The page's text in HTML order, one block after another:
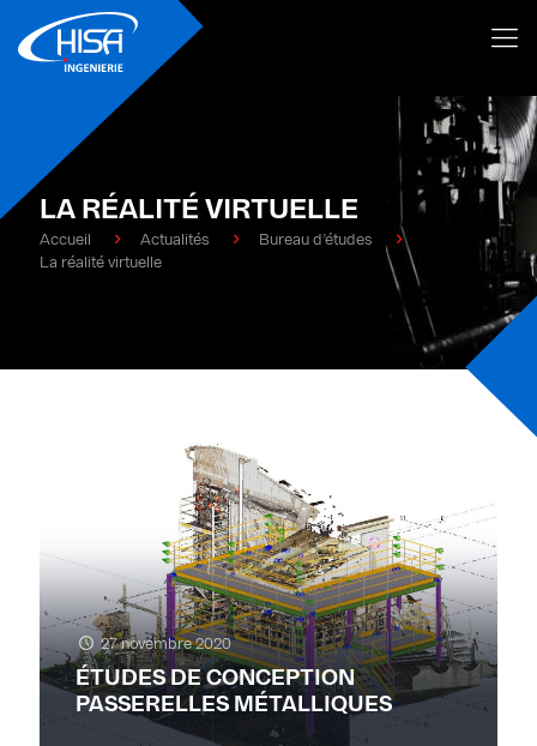
LA RÉALITÉ VIRTUELLE
Accueil Actualités
Bureau d’études
La réalité virtuelle
27 novembre 2020
ÉTUDES DE CONCEPTION
PASSERELLES MÉTALLIQUES